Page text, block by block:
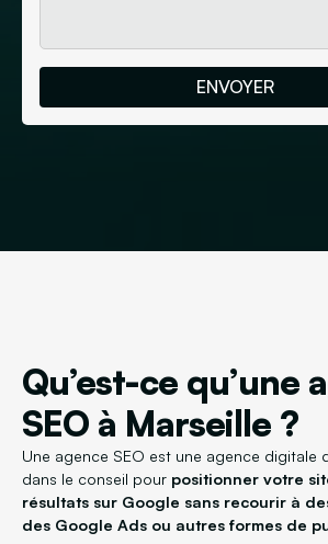
Qu’est-ce qu’une
SEO à Marseille ?
Une agence SEO est une agence digitale
dans le conseil pour positionner votre
résultats sur Google sans recourir à
des Google Ads ou autres formes de